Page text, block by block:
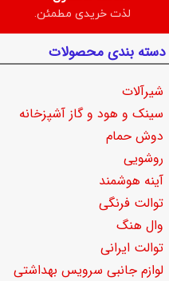
لذت خریدی مطمئن.
دسته بندی محصولات
شیرآلات
سینک و هود و گاز آشپزخانه
دوش حمام
روشویی
آینه هوشمند
توالت فرنگی
وال هنگ
توالت ایرانی
لوازم جانبی سرویس بهداشتی